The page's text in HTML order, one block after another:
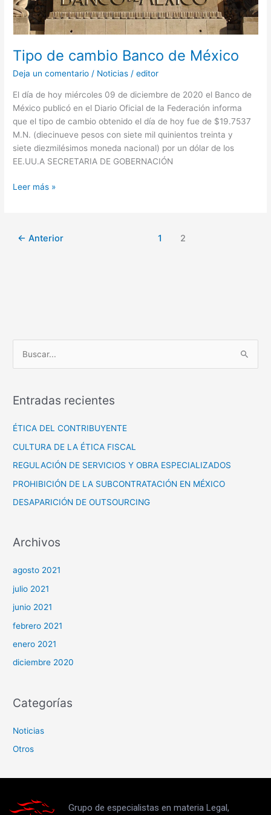
Tipo de cambio Banco de México
Deja un comentario / Noticias /editor
El día de hoy miércoles 09 de diciembre de 2020 el Banco de
México publicó en el Diario Oficial de la Federación informa
que el tipo de cambio obtenido el día de hoy fue de $19.7537
M.N. (diecinueve pesos con siete mil quinientos treinta y
siete diezmilésimos moneda nacional) por un dólar de los
EE.UU.A SECRETARIA DE GOBERNACIÓN
Leer más »
← Anterior 1 2
c
a
o
r
:
Entradas recientes
ÉTICA DEL CONTRIBUYENTE
CULTURA DE LA ÉTICA FISCAL
REGULACIÓN DE SERVICIOS Y OBRA ESPECIALIZADOS
PROHIBICIÓN DE LA SUBCONTRATACIÓN EN MÉXICO
DESAPARICIÓN DE OUTSOURCING
Archivos
agosto 2021
julio 2021
junio 2021
febrero 2021
enero 2021
diciembre 2020
Categorías
Noticias
Otros
Grupo de especialistas en materia Legal,